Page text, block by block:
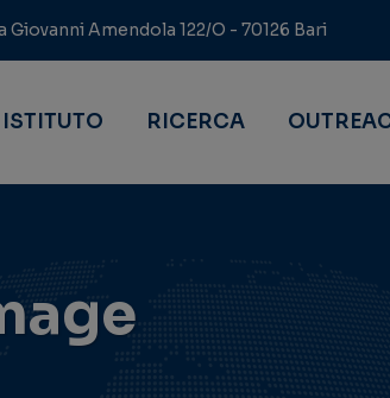
Giovanni Amendola 122/O - 70126 Bari
ISTITUTO RICERCA